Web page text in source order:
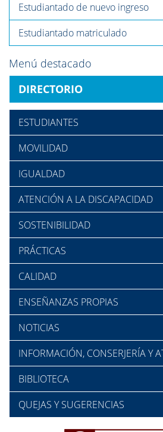
Estudiantado de nuevo ingreso
Estudiantado matriculado
Menú destacado
DIRECTORIO
ESTUDIANTES
MOVILIDAD
IGUALDAD
ATENCIÓN A LA DISCAPACIDAD
SOSTENIBILIDAD
PRÁCTICAS
CALIDAD
ENSEÑANZAS PROPIAS
NOTICIAS
INFORMACIÓN, CONSERJERÍA Y
BIBLIOTECA
QUEJAS Y SUGERENCIAS